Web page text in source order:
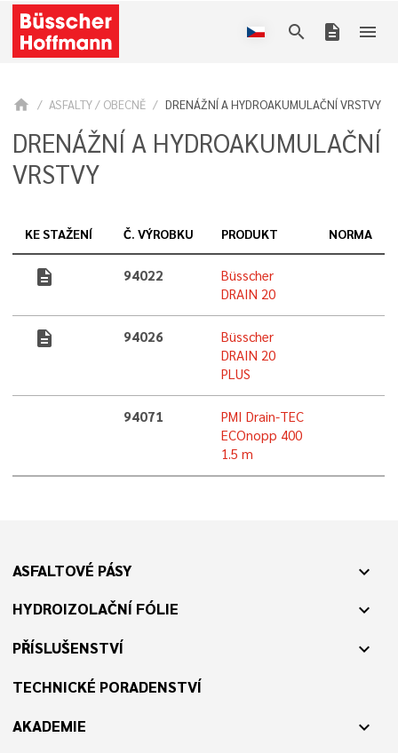
search description menu
home ASFALTY / OBECNĚ DRENÁŽNÍ A HYDROAKUMULAČNÍ VRSTVY
DRENÁŽNÍ A HYDROAKUMULAČNÍ
VRSTVY
KE STAŽENÍ Č. VÝROBKU PRODUKT NORMA
description 94022
Büsscher
DRAIN 20
description 94026
Büsscher
DRAIN 20
PLUS
94071
PMI Drain-TEC
ECOnopp 400
1.5 m
ASFALTOVÉ PÁSY expand_more
HYDROIZOLAČNÍ FÓLIE expand_more
PŘÍSLUŠENSTVÍ expand_more
TECHNICKÉ PORADENSTVÍ
AKADEMIE
expand_more